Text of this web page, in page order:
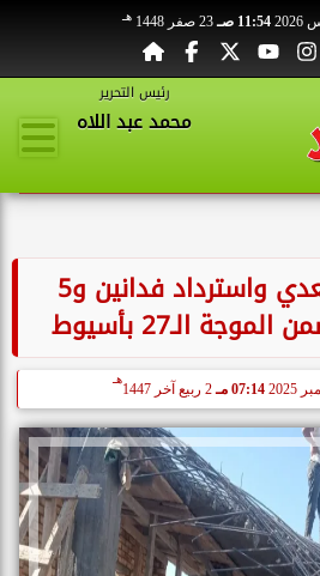
11:54 صـ 23 صفر 1448 هـ
رئيس التحرير
محمد عبد اللاه
إزالة 51 حالة تعدي واسترداد فدانين و5
الـ27 بأسيوط
07:14 مـ 2 ربيع آخر 1447
هـ